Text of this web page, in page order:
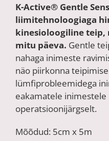
K-Active® Gentle
liimitehnoloogiaga
kinesioloogiline teip,
mitu päeva. Gentle
nahaga inimeste
näo piirkonna
lümfiprobleemidega
eakamatele inimestele
operatsioonijärgselt.
Mõõdud: 5cm x 5m